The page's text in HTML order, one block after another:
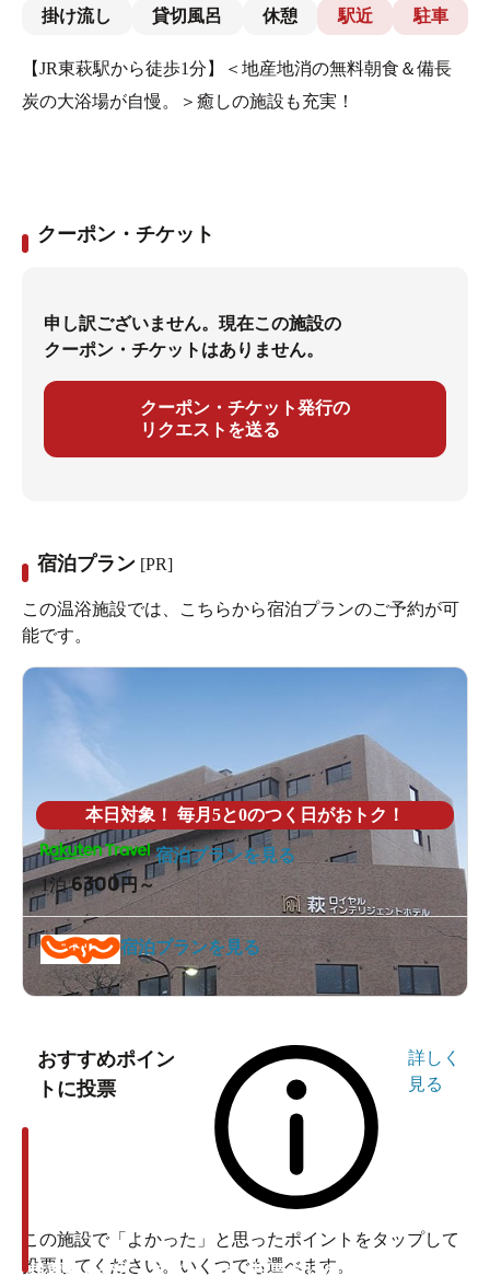
掛け流し 貸切風呂 休憩 駅近 駐車
【JR東萩駅から徒歩1分】＜地産地消の無料朝食＆備長
炭の大浴場が自慢。＞癒しの施設も充実！
クーポン・チケット
申し訳ございません。現在この施設の
クーポン・チケットはありません。
クーポン・チケット発行の
リクエストを送る
宿泊プラン [PR]
この温浴施設では、こちらから宿泊プランのご予約が可
能です。
本日対象！ 毎月5と0のつく日がおトク！
1泊6300円～
宿泊プランを見る
宿泊プランを見る
おすすめポイン
トに投票
詳しく
見る
この施設で「よかった」と思ったポイントをタップして
投票してください。いくつでも選べます。
投票ありがとうございます 投票ありがとうございます